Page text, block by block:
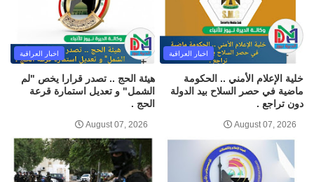
اخبار العراقية
خلية الإعلام الأمني .. الحكومة
ماضية في حصر السلاح بيد الدولة
دون تراجع .
August 07, 2026
اخبار العراقية
هيئة الحج .. تصدر قرارا يخص "لم
الشمل" و تعديل استمارة قرعة
الحج .
August 07, 2026